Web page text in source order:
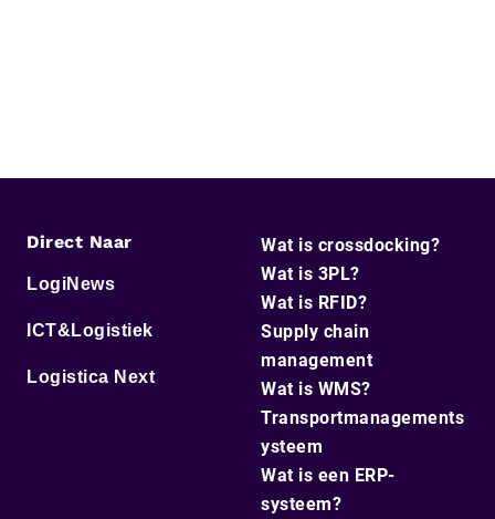
Direct Naar
LogiNews
ICT&Logistiek
Logistica Next
Wat is crossdocking?
Wat is 3PL?
Wat is RFID?
Supply chain
management
Wat is WMS?
Transportmanagements
ysteem
Wat is een ERP-
systeem?